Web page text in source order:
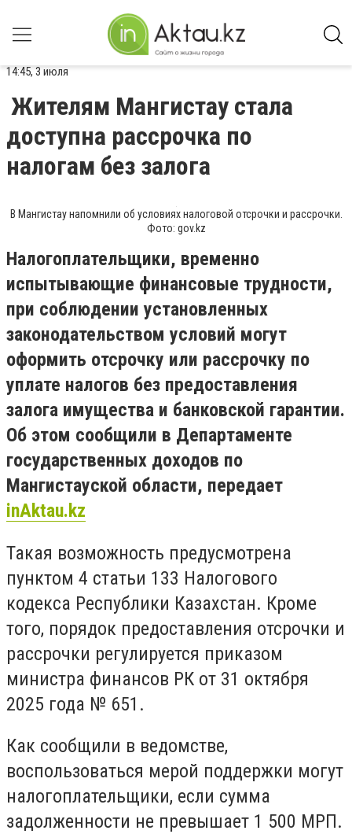
14:45, 3 июля
Жителям Мангистау стала
доступна рассрочка по
налогам без залога
В Мангистау напомнили об условиях налоговой отсрочки и рассрочки.
Фото: gov.kz
Налогоплательщики, временно
испытывающие финансовые трудности,
при соблюдении установленных
законодательством условий могут
оформить отсрочку или рассрочку по
уплате налогов без предоставления
залога имущества и банковской гарантии.
Об этом сообщили в Департаменте
государственных доходов по
Мангистауской области, передает
inAktau.kz
Такая возможность предусмотрена
пунктом 4 статьи 133 Налогового
кодекса Республики Казахстан. Кроме
того, порядок предоставления отсрочки и
рассрочки регулируется приказом
министра финансов РК от 31 октября
2025 года № 651.
Как сообщили в ведомстве,
воспользоваться мерой поддержки могут
налогоплательщики, если сумма
задолженности не превышает 1 500 МРП.